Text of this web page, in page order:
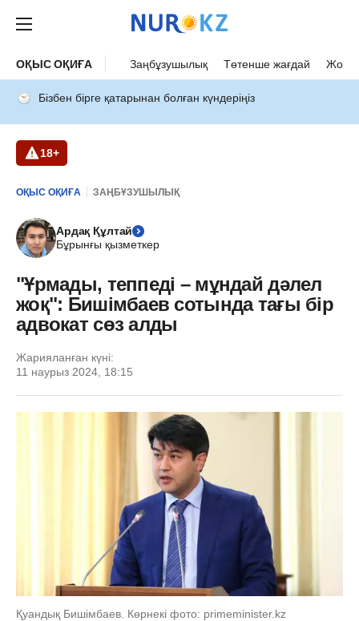
ОҚЫС ОҚИҒА Заңбұзушылық Төтенше жағдай Жол
Бізбен бірге қатарынан болған күндеріңіз
18+
ОҚЫС ОҚИҒА ЗАҢБҰЗУШЫЛЫҚ
Ардақ Құлтай
Бұрынғы қызметкер
"Ұрмады, теппеді – мұндай дәлел
жоқ": Бишімбаев сотында тағы бір
адвокат сөз алды
Жарияланған күні:
11 наурыз 2024, 18:15
Қуандық Бишімбаев. Көрнекі фото: primeminister.kz